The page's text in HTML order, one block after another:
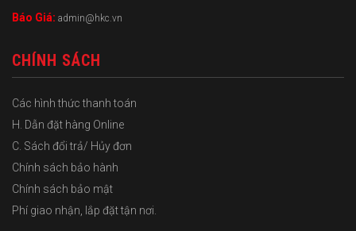
Báo Giá: admin@hkc.vn
CHÍNH SÁCH
Các hình thức thanh toán
H. Dẫn đặt hàng Online
C. Sách đổi trả/ Hủy đơn
Chính sách bảo hành
Chính sách bảo mật
Phí giao nhận, lắp đặt tận nơi.